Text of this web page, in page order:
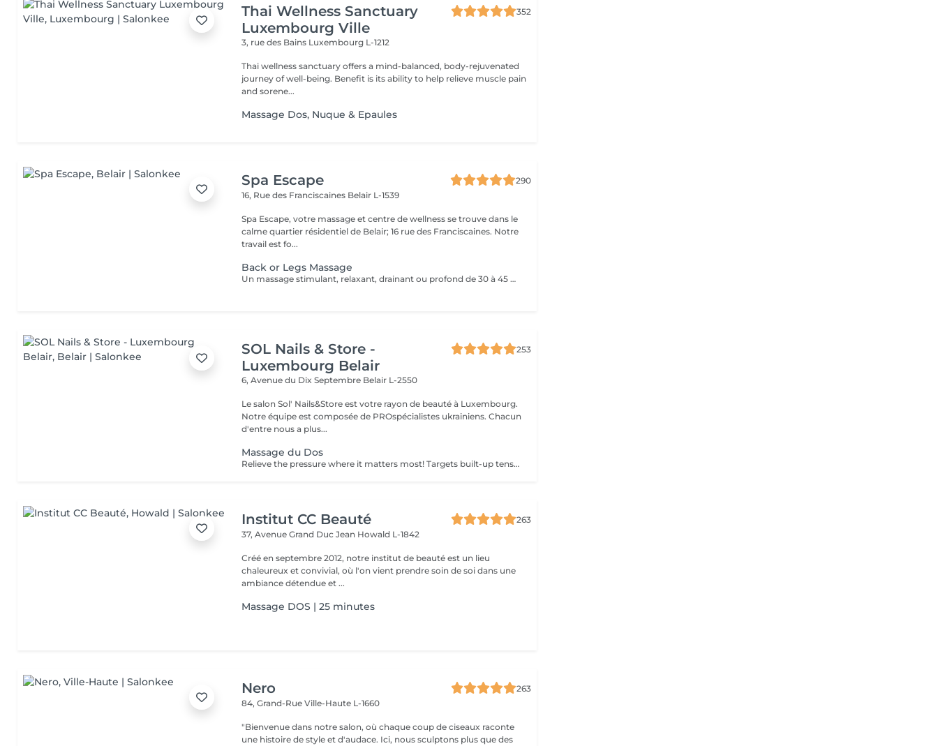
Thai Wellness Sanctuary
Luxembourg Ville
352
3, rue des Bains Luxembourg L-1212
Thai wellness sanctuary offers a mind-balanced, body-rejuvenated
journey of well-being. Benefit is its ability to help relieve muscle pain
and sorene...
Massage Dos, Nuque & Epaules
Spa Escape
290
16, Rue des Franciscaines Belair L-1539
Spa Escape, votre massage et centre de wellness se trouve dans le
calme quartier résidentiel de Belair; 16 rue des Franciscaines. Notre
travail est fo...
Back or Legs Massage
Un massage stimulant, relaxant, drainant ou profond de 30 à 45 minutes sur le visage, le dos ou les jambes, selon vos besoins personnels. Ce traitement commence par un rafraîchissement des pieds aux huiles essentielles et des mouvements d'accu-pression appliqués aux pieds. Pression légère à moyenne.
SOL Nails & Store -
Luxembourg Belair
253
6, Avenue du Dix Septembre Belair L-2550
Le salon Sol' Nails&Store est votre rayon de beauté à Luxembourg.
Notre équipe est composée de PROspécialistes ukrainiens. Chacun
d'entre nous a plus...
Massage du Dos
Relieve the pressure where it matters most! Targets built-up tension in the upper, mid, and lower back. Ideal for those with sedentary jobs, postural strain, or back pain. Deep and focused strokes relieve stiffness, improve mobility, and restore comfort.
Institut CC Beauté
263
37, Avenue Grand Duc Jean Howald L-1842
Créé en septembre 2012, notre institut de beauté est un lieu
chaleureux et convivial, où l'on vient prendre soin de soi dans une
ambiance détendue et ...
Massage DOS | 25 minutes
Nero
263
84, Grand-RueVille-Haute L-1660
"Bienvenue dans notre salon, où chaque coup de ciseaux raconte
une histoire de style et d'audace. Ici, nous sculptons plus que des